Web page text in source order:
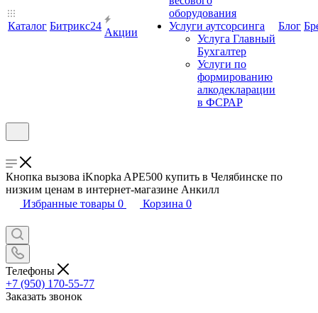
Каталог Битрикс24
Акции
оборудования
Услуги аутсорсинга
Услуга Главный
Бухгалтер
Услуги по
формированию
алкодекларации
в ФСРАР
Блог
Кнопка вызова iKnopka APE500 купить в Челябинске по
низким ценам в интернет-магазине Анкилл
Избранные товары 0 Корзина 0
Телефоны
+7 (950) 170-55-77
Заказать звонок